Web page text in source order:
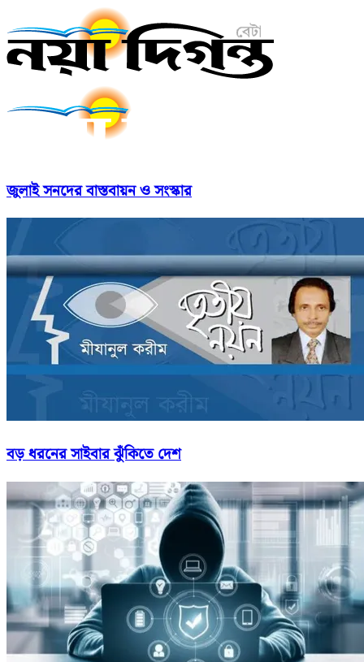
জুলাই সনদের বাস্তবায়ন ও সংস্কার
বড় ধরনের সাইবার ঝুঁকিতে দেশ